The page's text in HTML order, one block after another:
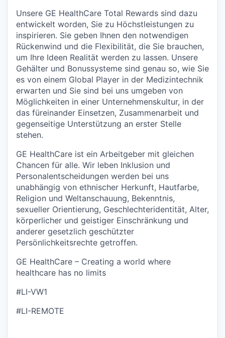
Unsere GE HealthCare Total Rewards sind dazu
entwickelt worden, Sie zu Höchstleistungen zu
inspirieren. Sie geben Ihnen den notwendigen
Rückenwind und die Flexibilität, die Sie brauchen,
um Ihre Ideen Realität werden zu lassen. Unsere
Gehälter und Bonussysteme sind genau so, wie Sie
es von einem Global Player in der Medizintechnik
erwarten und Sie sind bei uns umgeben von
Möglichkeiten in einer Unternehmenskultur, in der
das füreinander Einsetzen, Zusammenarbeit und
gegenseitige Unterstützung an erster Stelle
stehen.
GE HealthCare ist ein Arbeitgeber mit gleichen
Chancen für alle. Wir leben Inklusion und
Personalentscheidungen werden bei uns
unabhängig von ethnischer Herkunft, Hautfarbe,
Religion und Weltanschauung, Bekenntnis,
sexueller Orientierung, Geschlechteridentität, Alter,
körperlicher und geistiger Einschränkung und
anderer gesetzlich geschützter
Persönlichkeitsrechte getroffen.
GE HealthCare – Creating a world where
healthcare has no limits
#LI-VW1
#LI-REMOTE